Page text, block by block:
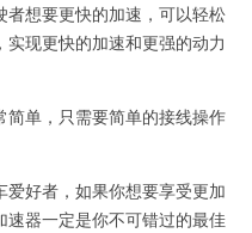
想要更快的加速，可以轻松
现更快的加速和更强的动力
单，只需要简单的接线操作
好者，如果你想要享受更加
器一定是你不可错过的最佳